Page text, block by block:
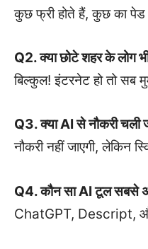
कुछ फ्री होते हैं, कुछ का पेड
Q2. क्या छोटे शहर के लोग
बिल्कुल! इंटरनेट हो तो सब
Q3. क्या AI से नौकरी चली
नौकरी नहीं जाएगी, लेकिन
Q4. कौन सा AI टूल सबसे
ChatGPT, Descript,